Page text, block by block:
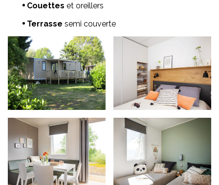
Couettes et oreillers
Terrasse semi couverte